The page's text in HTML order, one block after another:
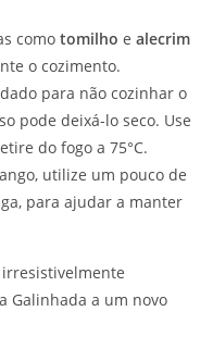
como tomilho e alecrim
o cozimento.
para não cozinhar o
pode deixá-lo seco. Use
do fogo a 75°C.
utilize um pouco de
para ajudar a manter
irresistivelmente
Galinhada a um novo